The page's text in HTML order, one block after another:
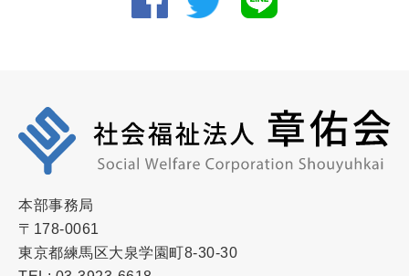
本部事務局
〒178-0061
東京都練馬区大泉学園町8-30-30